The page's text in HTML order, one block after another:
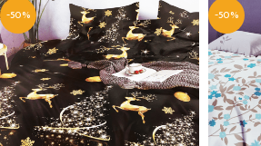
-50% -50%